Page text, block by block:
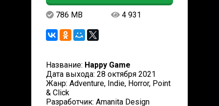
786 MB 4 931
Название: Happy Game
Дата выхода: 28 октября 2021
Жанр: Adventure, Indie, Horror, Point
& Click
Разработчик: Amanita Design